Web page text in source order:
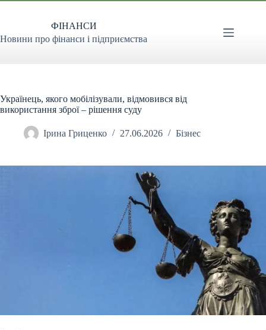
Перейти
ФІНАНСИ
Новини про фінанси і підприємства
Українець, якого мобілізували, відмовився від
використання зброї – рішення суду
Ірина Гриценко 27.06.2026 Бізнес